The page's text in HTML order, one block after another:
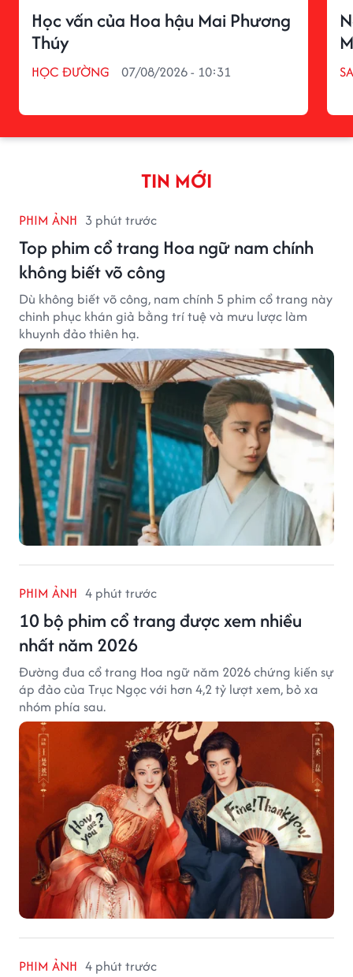
Học vấn của Hoa hậu Mai Phương
Thúy
HỌC ĐƯỜNG 07/08/2026 - 10:31
TIN MỚI
PHIM ẢNH 3 phút trước
Top phim cổ trang Hoa ngữ nam chính
không biết võ công
Dù không biết võ công, nam chính 5 phim cổ trang này
chinh phục khán giả bằng trí tuệ và mưu lược làm
khuynh đảo thiên hạ.
PHIM ẢNH 4 phút trước
10 bộ phim cổ trang được xem nhiều
nhất năm 2026
Đường đua cổ trang Hoa ngữ năm 2026 chứng kiến sự
áp đảo của Trục Ngọc với hơn 4,2 tỷ lượt xem, bỏ xa
nhóm phía sau.
PHIM ẢNH 4 phút trước